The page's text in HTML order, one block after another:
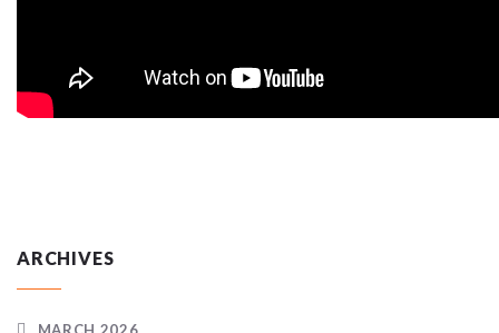
ARCHIVES
MARCH 2026